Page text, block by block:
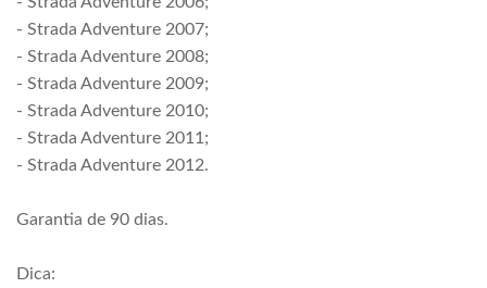
- Strada Adventure 2007;
- Strada Adventure 2008;
- Strada Adventure 2009;
- Strada Adventure 2010;
- Strada Adventure 2011;
- Strada Adventure 2012.
Garantia de 90 dias.
Dica: